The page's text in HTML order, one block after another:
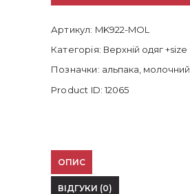
Артикул: MK922-MOL
Категорія: Верхній одяг +size
Позначки: альпака, молочний
Product ID:12065
ОПИС
ВІДГУКИ (0)